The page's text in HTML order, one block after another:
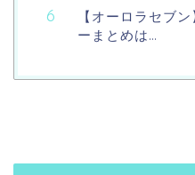
【オーロラセブ
ーまとめは…